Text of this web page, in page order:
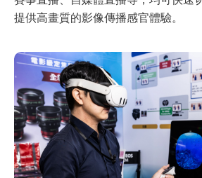
提供高畫質的影像傳播感官體驗。